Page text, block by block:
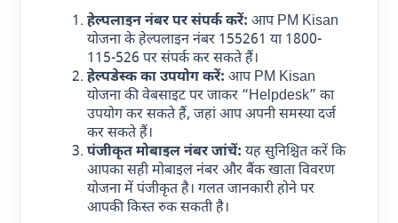
हेल्पलाइन नंबर पर संपर्क करें: आप PM Kisan
योजना के हेल्पलाइन नंबर 155261 या 1800-
115-526 पर संपर्क कर सकते हैं।
हेल्पडेस्क का उपयोग करें: आप PM Kisan
योजना की वेबसाइट पर जाकर “Helpdesk” का
उपयोग कर सकते हैं, जहां आप अपनी समस्या दर्ज
कर सकते हैं।
पंजीकृत मोबाइल नंबर जांचें: यह सुनिश्चित करें कि
आपका सही मोबाइल नंबर और बैंक खाता विवरण
योजना में पंजीकृत है। गलत जानकारी होने पर
आपकी किस्त रुक सकती है।